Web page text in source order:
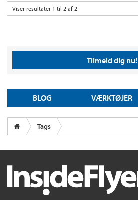
Viser resultater 1 til 2 af 2
Tilmeld dig nu!
BLOG VÆRKTØJER
Tags